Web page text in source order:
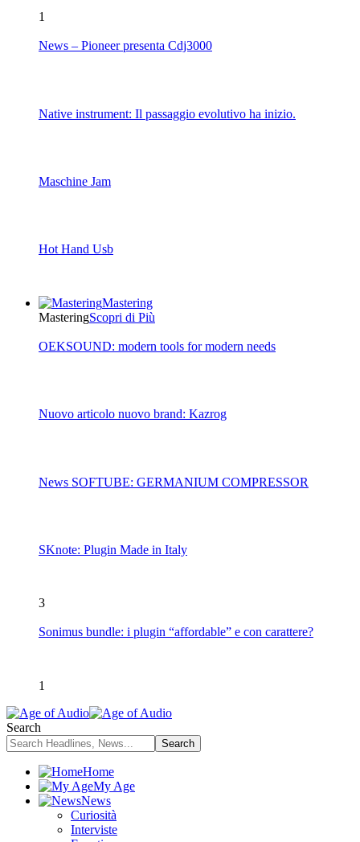
1
News – Pioneer presenta Cdj3000
Native instrument: Il passaggio evolutivo ha inizio.
Maschine Jam
Hot Hand Usb
Mastering
MasteringScopri di Più
OEKSOUND: modern tools for modern needs
Nuovo articolo nuovo brand: Kazrog
News SOFTUBE: GERMANIUM COMPRESSOR
SKnote: Plugin Made in Italy
3
Sonimus bundle: i plugin “affordable” e con carattere?
1
Search
Home
My Age
News
Curiosità
Interviste